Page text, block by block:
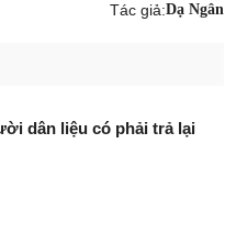
Tác giả:Dạ Ngân
dân liệu có phải trả lại